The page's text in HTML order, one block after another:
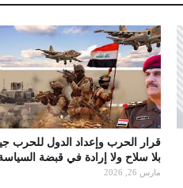
قرار الحرب وإعداد الدول للحرب
بلا سلاح ولا إرادة في قبضة
مارس 26, 2026